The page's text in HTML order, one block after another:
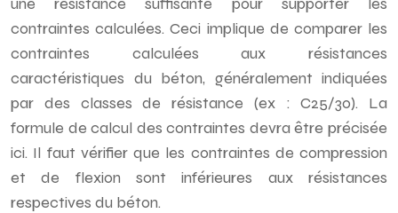
contraintes calculées. Ceci implique de comparer les
contraintes calculées aux résistances
caractéristiques du béton, généralement indiquées
par des classes de résistance (ex : C25/30). La
formule de calcul des contraintes devra être précisée
ici. Il faut vérifier que les contraintes de compression
et de flexion sont inférieures aux résistances
respectives du béton.